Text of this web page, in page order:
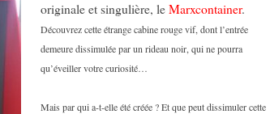
originale et singulière, le Marxcontainer.
Découvrez cette étrange cabine rouge vif, dont l’entrée
demeure dissimulée par un rideau noir, qui ne pourra
qu’éveiller votre curiosité…
Mais par qui a-t-elle été créée ? Et que peut dissimuler cette